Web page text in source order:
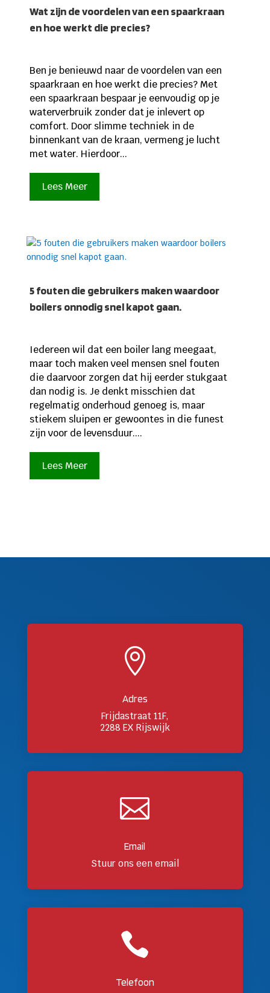
Wat zijn de voordelen van een spaarkraan
en hoe werkt die precies?
Ben je benieuwd naar de voordelen van een
spaarkraan en hoe werkt die precies? Met
een spaarkraan bespaar je eenvoudig op je
waterverbruik zonder dat je inlevert op
comfort. Door slimme techniek in de
binnenkant van de kraan, vermeng je lucht
met water. Hierdoor...
Lees Meer
5 fouten die gebruikers maken waardoor
boilers onnodig snel kapot gaan.
Iedereen wil dat een boiler lang meegaat,
maar toch maken veel mensen snel fouten
die daarvoor zorgen dat hij eerder stukgaat
dan nodig is. Je denkt misschien dat
regelmatig onderhoud genoeg is, maar
stiekem sluipen er gewoontes in die funest
zijn voor de levensduur....
Lees Meer

Adres
Frijdastraat 11F,
2288 EX Rijswijk

Email
Stuur ons een email

Telefoon